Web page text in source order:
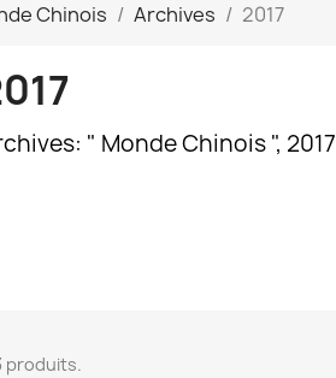
Chinois Archives 2017
" Monde Chinois ", 2017
produits.